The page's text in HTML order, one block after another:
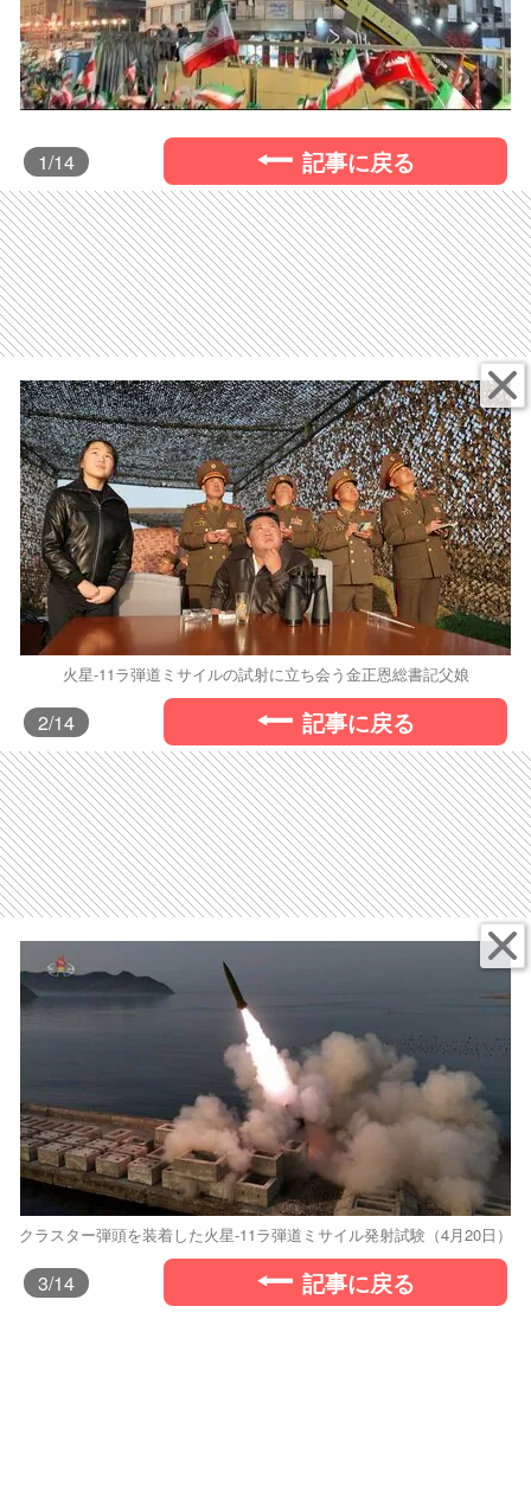
1/14 記事に戻る
火星-11ラ弾道ミサイルの試射に立ち会う金正恩総書記父娘
2/14 記事に戻る
クラスター弾頭を装着した火星-11ラ弾道ミサイル発射試験（4月20日）
3/14 記事に戻る